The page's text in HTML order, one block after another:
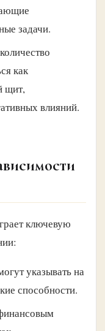
задачи.
как
щит,
влияний.
ключевую
указывать на
способности.